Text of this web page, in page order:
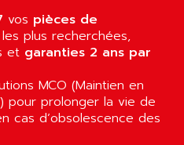
CREYSSENSAC
vos pièces de
les plus recherchées,
et garanties 2 ans par
MCO (Maintien en
pour prolonger la vie de
cas d’obsolescence des